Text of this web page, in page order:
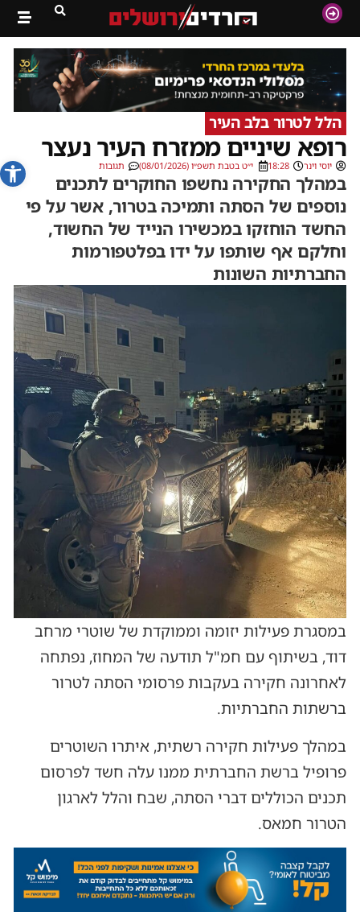
פתח
הלל לטרור בלב העיר
רופא שיניים ממזרח העיר נעצר
יוסי וינר 18:28 י״ט בטבת תשפ״ו (08/01/2026) תגובות
במהלך החקירה נחשפו החוקרים לתכנים
נוספים של הסתה ותמיכה בטרור, אשר על פי
החשד הוחזקו במכשירו הנייד של החשוד,
וחלקם אף שותפו על ידו בפלטפורמות
החברתיות השונות
במסגרת פעילות יזומה וממוקדת של שוטרי מרחב
דוד, בשיתוף עם חמ"ל תודעה של המחוז, נפתחה
לאחרונה חקירה בעקבות פרסומי הסתה לטרור
ברשתות החברתיות.
במהלך פעילות חקירה רשתית, איתרו השוטרים
פרופיל ברשת החברתית ממנו עלה חשד לפרסום
תכנים הכוללים דברי הסתה, שבח והלל לארגון
הטרור חמאס.